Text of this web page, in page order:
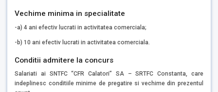
Vechime minima in specialitate
-a) 4 ani efectiv lucrati in activitatea comerciala;
-b) 10 ani efectiv lucrati in activitatea comerciala.
Conditii admitere la concurs
Salariati ai SNTFC “CFR Calatori” SA – SRTFC Constanta, care
indeplinesc conditiile minime de pregatire si vechime din prezentul